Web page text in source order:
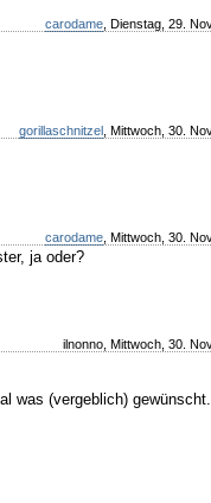
carodame , Dienstag, 29.
gorillaschnitzel , Mittwoch, 30.
carodame , Mittwoch, 30.
ja oder?
ilnonno, Mittwoch, 30.
was (vergeblich)